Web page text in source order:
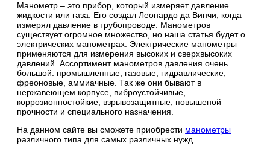
Манометр – это прибор, который измеряет давление
жидкости или газа. Его создал Леонардо да Винчи, когда
измерял давление в трубопроводе. Манометров
существует огромное множество, но наша статья будет о
электрических манометрах. Электрические манометры
применяются для измерения высоких и сверхвысоких
давлений. Ассортимент манометров давления очень
большой: промышленные, газовые, гидравлические,
фреоновые, аммиачные. Так же они бывают в
нержавеющем корпусе, виброустойчивые,
коррозионностойкие, взрывозащитные, повышеной
прочности и специального назначения.
На данном сайте вы сможете приобрести манометры
различного типа для самых различных нужд.